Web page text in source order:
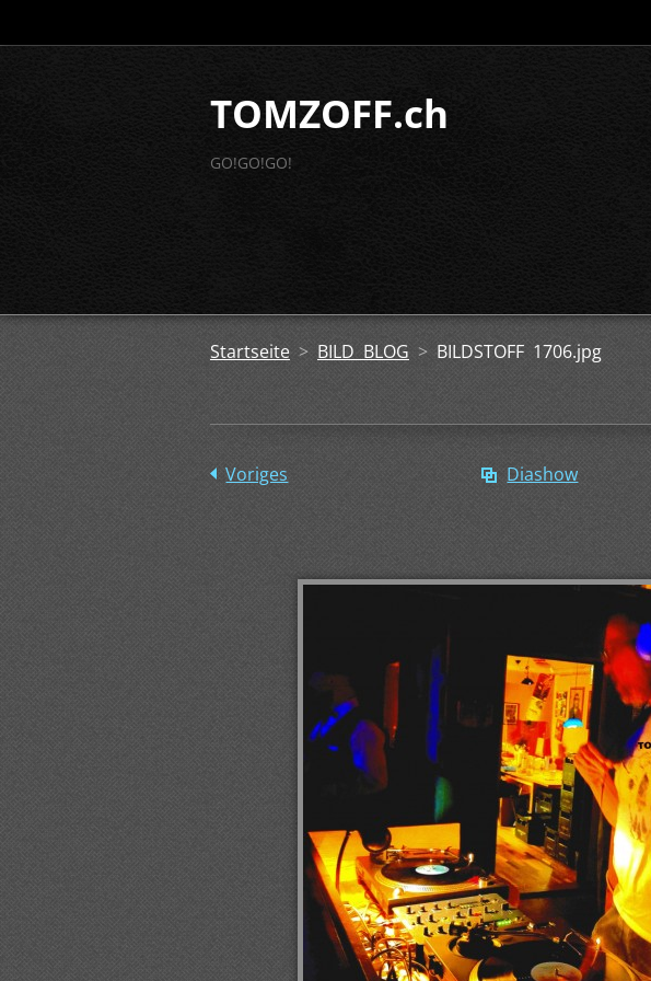
TOMZOFF.ch
GO!GO!GO!
Startseite > BILD BLOG > BILDSTOFF 1706.jpg
Voriges Diashow